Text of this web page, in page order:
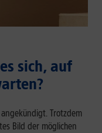
sich, auf
Trotzdem
Bild der möglichen